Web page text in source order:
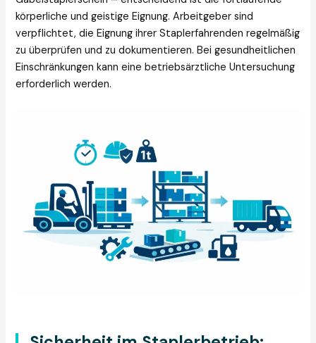
körperliche und geistige Eignung. Arbeitgeber sind
verpflichtet, die Eignung ihrer Staplerfahrenden regelmäßig
zu überprüfen und zu dokumentieren. Bei gesundheitlichen
Einschränkungen kann eine betriebsärztliche Untersuchung
erforderlich werden.